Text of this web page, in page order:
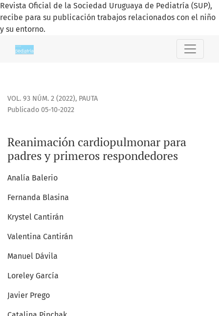
Revista Oficial de la Sociedad Uruguaya de Pediatría (SUP),
recibe para su publicación trabajos relacionados con el niño
y su entorno.
Reanimación cardiopulmonar para padres y primeros
VOL. 93 NÚM. 2 (2022), PAUTA
Reanimación cardiopulmonar para
padres y primeros respondedores
Publicado 05-10-2022
Analía Balerio
Fernanda Blasina
Krystel Cantirán
Valentina Cantirán
Manuel Dávila
Loreley García
Javier Prego